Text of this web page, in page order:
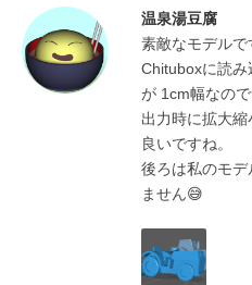
温泉湯豆腐
素敵なモデル
Chituboxに読み
が 1cm幅なので
出力時に拡大
良いですね。
後ろは私のモ
ません😅